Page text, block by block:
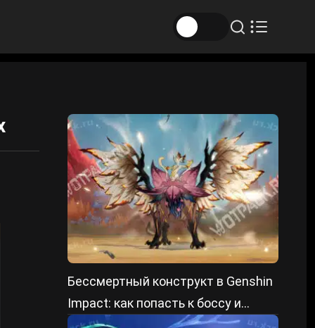
Бессмертный конструкт в Genshin
Impact: как попасть к боссу и
победить